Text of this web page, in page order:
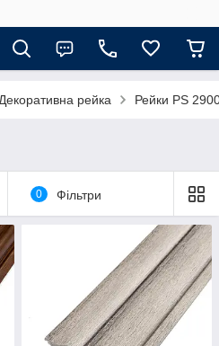
Декоративна рейка Рейки PS
0 Фільтри